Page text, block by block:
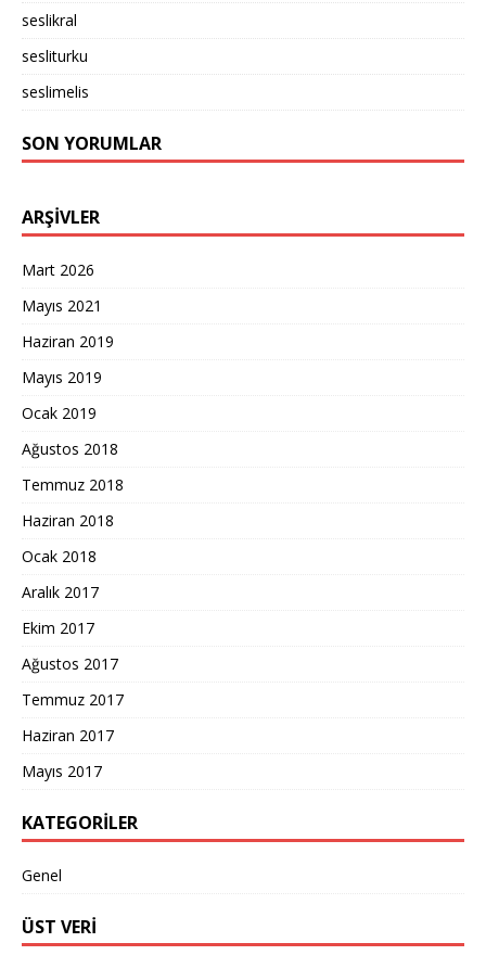
seslikral
sesliturku
seslimelis
SON YORUMLAR
ARŞIVLER
Mart 2026
Mayıs 2021
Haziran 2019
Mayıs 2019
Ocak 2019
Ağustos 2018
Temmuz 2018
Haziran 2018
Ocak 2018
Aralık 2017
Ekim 2017
Ağustos 2017
Temmuz 2017
Haziran 2017
Mayıs 2017
KATEGORILER
Genel
ÜST VERI